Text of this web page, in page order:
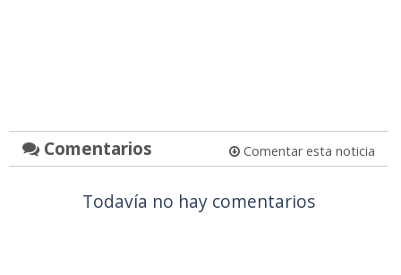
Comentarios Comentar esta noticia
Todavía no hay comentarios